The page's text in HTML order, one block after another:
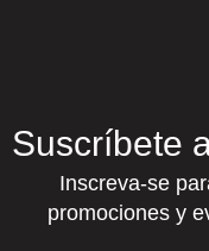
Suscríbete
Inscreva-se
promociones y